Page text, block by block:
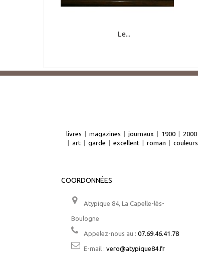
Le...
livres | magazines | journaux | 1900 | 2000
| art | garde | excellent | roman | couleurs
COORDONNÉES
Atypique 84, La Capelle-lès-
Boulogne
Appelez-nous au : 07.69.46.41.78
E-mail : vero@atypique84.fr